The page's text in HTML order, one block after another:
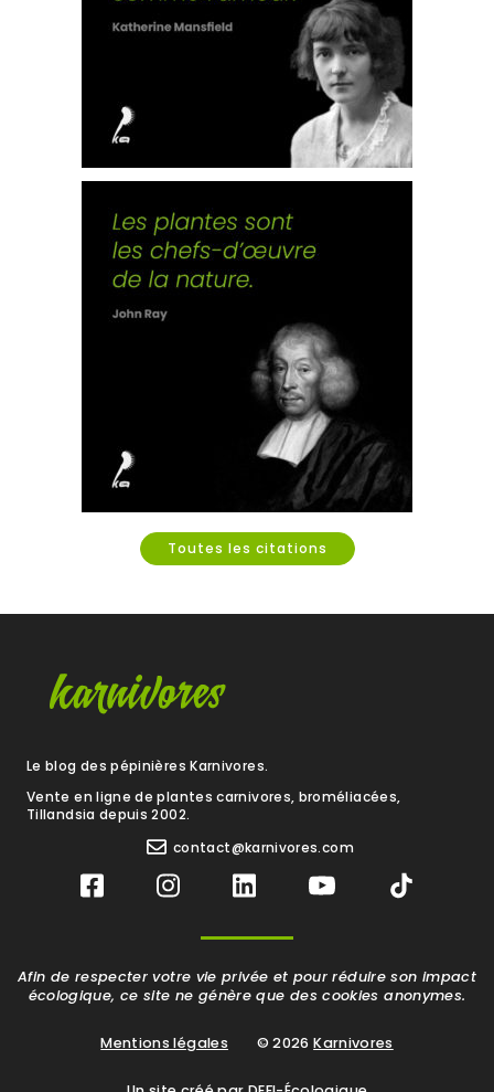
Toutes les citations
Le blog des pépinières Karnivores.
Vente en ligne de plantes carnivores, broméliacées,
Tillandsia depuis 2002.
contact@karnivores.com
Afin de respecter votre vie privée et pour réduire son impact
écologique, ce site ne génère que des cookies anonymes.
Mentions légales © 2026Karnivores